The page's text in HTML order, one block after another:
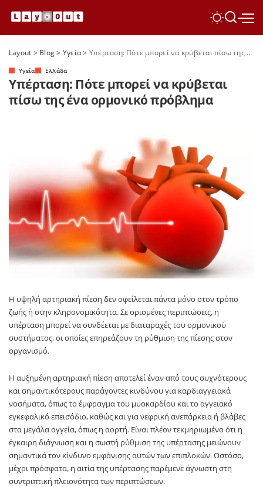
Layout > Blog> Yγεία> Υπέρταση: Πότε μπορεί να κρύβεται πίσω της ένα ορμονικό πρόβλημα
Yγεία Ελλάδα
Υπέρταση: Πότε μπορεί να κρύβεται
πίσω της ένα ορμονικό πρόβλημα
Η υψηλή αρτηριακή πίεση δεν οφείλεται πάντα μόνο στον τρόπο
ζωής ή στην κληρονομικότητα. Σε ορισμένες περιπτώσεις, η
υπέρταση μπορεί να συνδέεται με διαταραχές του ορμονικού
συστήματος, οι οποίες επηρεάζουν τη ρύθμιση της πίεσης στον
οργανισμό.
Η αυξημένη αρτηριακή πίεση αποτελεί έναν από τους συχνότερους
και σημαντικότερους παράγοντες κινδύνου για καρδιαγγειακά
νοσήματα, όπως το έμφραγμα του μυοκαρδίου και το αγγειακό
εγκεφαλικό επεισόδιο, καθώς και για νεφρική ανεπάρκεια ή βλάβες
στα μεγάλα αγγεία, όπως η αορτή. Είναι πλέον τεκμηριωμένο ότι η
έγκαιρη διάγνωση και η σωστή ρύθμιση της υπέρτασης μειώνουν
σημαντικά τον κίνδυνο εμφάνισης αυτών των επιπλοκών. Ωστόσο,
μέχρι πρόσφατα, η αιτία της υπέρτασης παρέμενε άγνωστη στη
συντριπτική πλειονότητα των περιπτώσεων.